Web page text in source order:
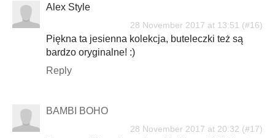
Alex Style
28 November 2017 at 13:51
Piękna ta jesienna kolekcja, buteleczki też są
bardzo oryginalne! :)
Reply
BAMBI BOHO
28 November 2017 at 20:32